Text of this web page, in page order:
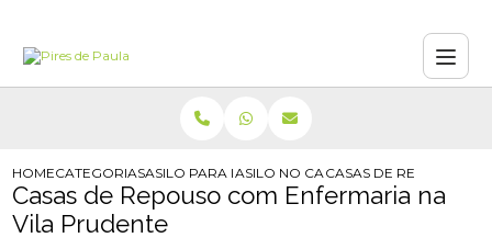
HOMECATEGORIASASILO PARA IDOSOASILO NO CARRAOCASAS DE REPOUSO
Casas de Repouso com Enfermaria na
Vila Prudente